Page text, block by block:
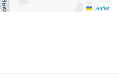
Leaflet